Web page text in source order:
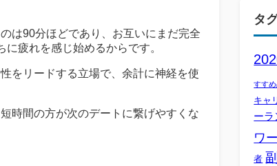
は90分ほどであり、お互いにまだ完全
疲れを感じ始めるからです。
をリードする立場で、余計に神経を使
時間の方が次のデートに繋げやすくな
タ
すす
キャ
ーラ
ワ
者